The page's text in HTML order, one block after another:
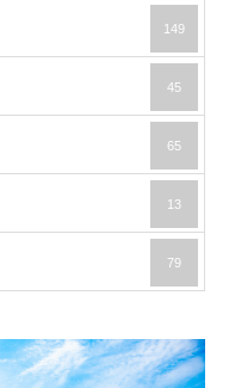
149
45
65
13
79